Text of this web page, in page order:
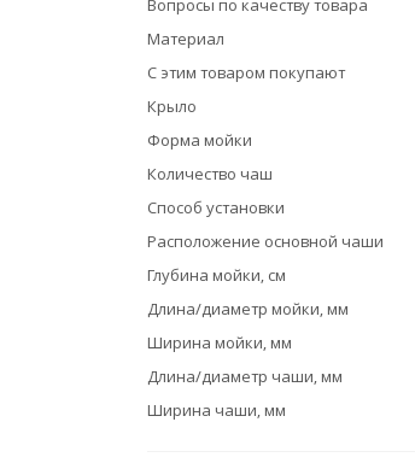
Вопросы по качеству товара
Материал
С этим товаром покупают
Крыло
Форма мойки
Количество чаш
Способ установки
Расположение основной чаши
Глубина мойки, см
Длина/диаметр мойки, мм
Ширина мойки, мм
Длина/диаметр чаши, мм
Ширина чаши, мм